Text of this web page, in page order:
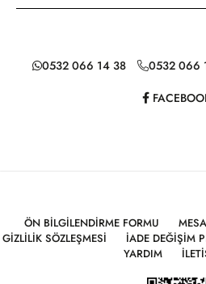
0532 066 14 38 0532 066
ÖN BILGILENDIRME FORMU
GIZLILIK SÖZLEŞMESI
İADE DEĞIŞIM
YARDIM